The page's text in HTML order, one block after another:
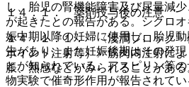
１４．１． 薬剤投与後の注意
１４．１．１． 〈浸潤ブロック・
ポイント注射等）〉筋肉内注射に
脹、熱感などがみられることがある
し、胎児の腎機能障害及び尿量減
が起きたとの報告がある。シクロ
娠中期以降の妊婦に使用し、胎児
告があり、また妊娠後期はその発
とが知られている。アスピリン等
物実験で催奇形作用が報告されて